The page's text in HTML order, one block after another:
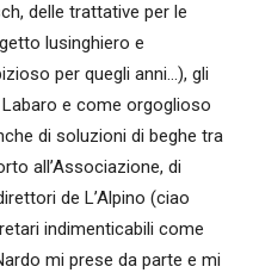
delle trattative per le
lusinghiero e
per quegli anni…), gli
e come orgoglioso
di soluzioni di beghe tra
all’Associazione, di
de L’Alpino (ciao
indimenticabili come
mi prese da parte e mi